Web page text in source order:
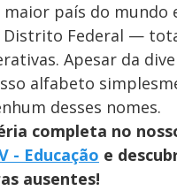
país do mundo
Distrito Federal —
Apesar da
alfabeto
desses nomes.
completa no
- Educação e
ausentes!